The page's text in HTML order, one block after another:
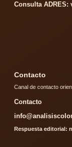
Consulta
Contacto
Canal de contacto
Contacto
Respuesta editorial: